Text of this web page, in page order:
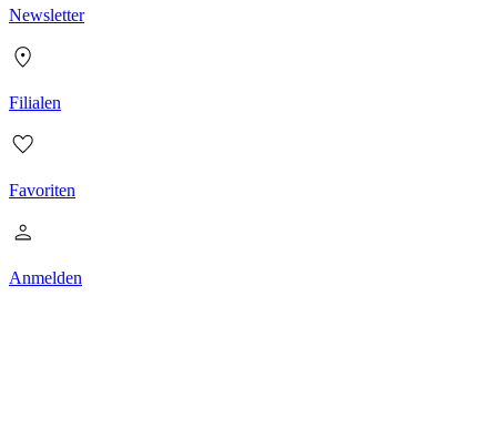
Newsletter
Filialen
Favoriten
Anmelden